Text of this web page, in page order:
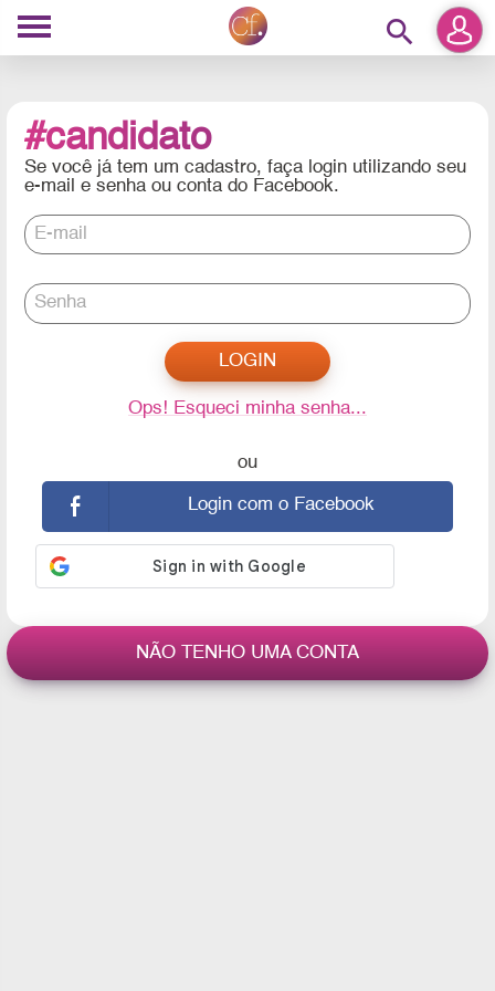
search
#candidato
Se você já tem um cadastro, faça login utilizando seu
e-mail e senha ou conta do Facebook.
E-mail
Senha
Ops! Esqueci minha senha...
ou
Login com o Facebook
NÃO TENHO UMA CONTA